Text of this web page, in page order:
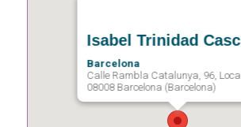
Isabel Trinidad
Barcelona
Calle Rambla Catalunya, 96,
08008 Barcelona (Barcelona)